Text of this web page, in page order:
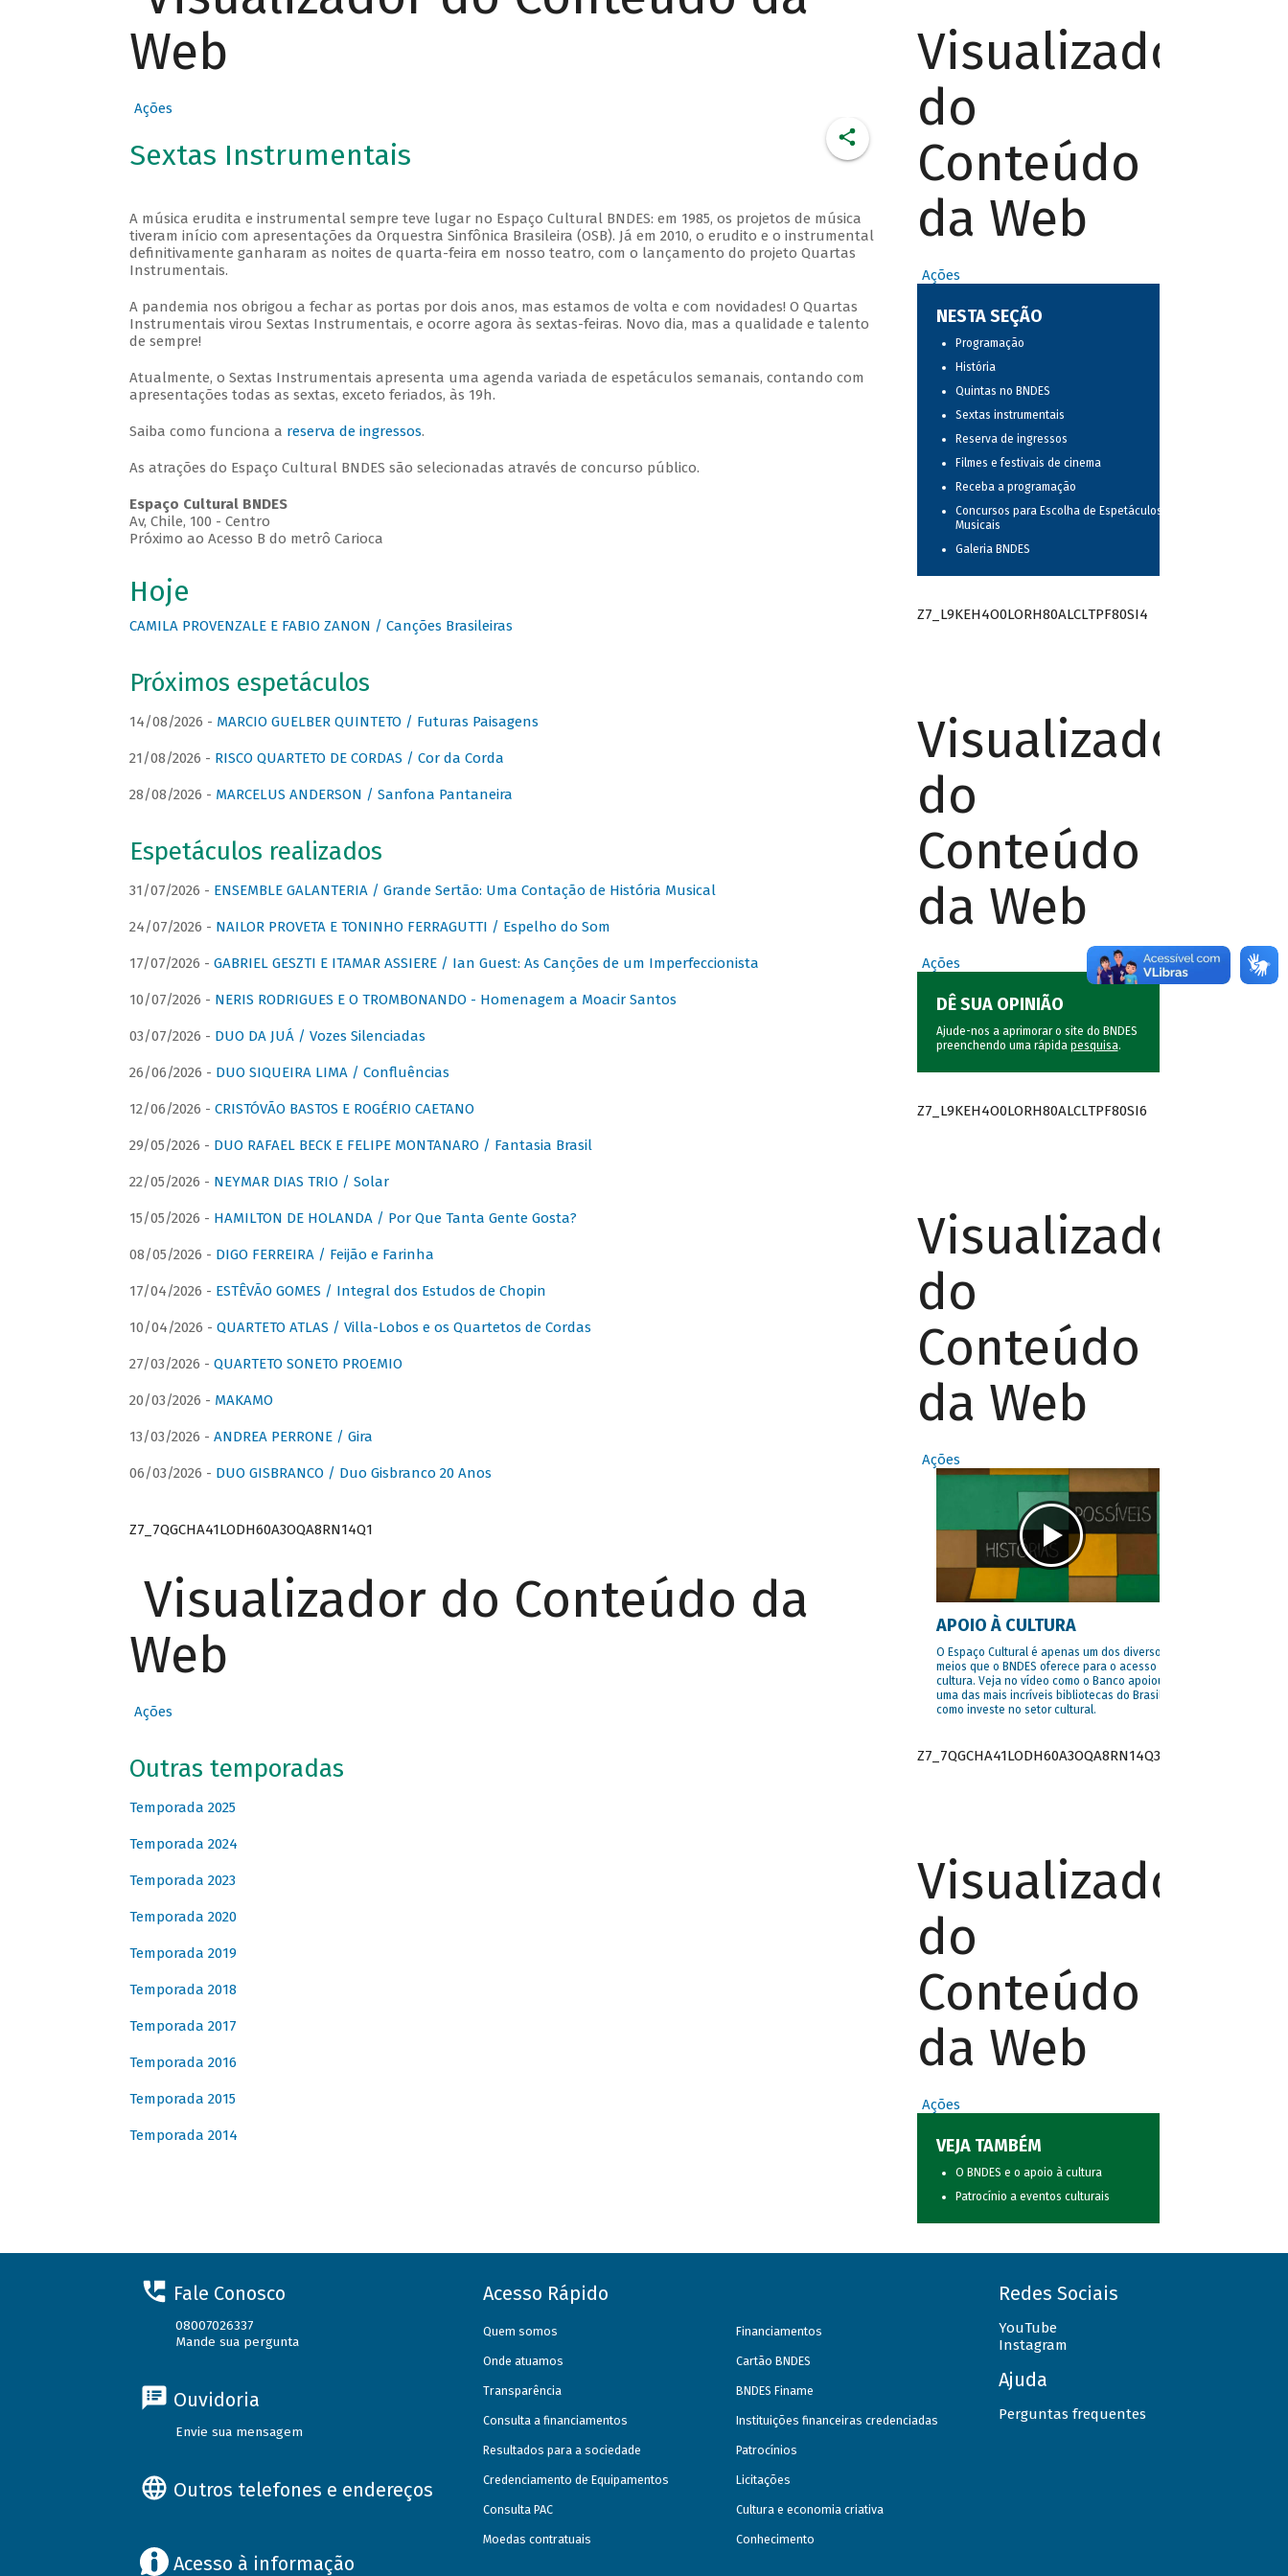
Web
Ações
Sextas Instrumentais
A música erudita e instrumental sempre teve lugar no Espaço Cultural BNDES: em 1985, os projetos de música
tiveram início com apresentações da Orquestra Sinfônica Brasileira (OSB). Já em 2010, o erudito e o instrumental
definitivamente ganharam as noites de quarta-feira em nosso teatro, com o lançamento do projeto Quartas
Instrumentais.
A pandemia nos obrigou a fechar as portas por dois anos, mas estamos de volta e com novidades! O Quartas
Instrumentais virou Sextas Instrumentais, e ocorre agora às sextas-feiras. Novo dia, mas a qualidade e talento
de sempre!
Atualmente, o Sextas Instrumentais apresenta uma agenda variada de espetáculos semanais, contando com
apresentações todas as sextas, exceto feriados, às 19h.
Saiba como funciona a reserva de ingressos.
As atrações do Espaço Cultural BNDES são selecionadas através de concurso público.
Espaço Cultural BNDES
Av, Chile, 100 - Centro
Próximo ao Acesso B do metrô Carioca
Hoje
CAMILA PROVENZALE E FABIO ZANON / Canções Brasileiras
Próximos espetáculos
14/08/2026 - MARCIO GUELBER QUINTETO / Futuras Paisagens
21/08/2026 - RISCO QUARTETO DE CORDAS / Cor da Corda
28/08/2026 - MARCELUS ANDERSON / Sanfona Pantaneira
Espetáculos realizados
31/07/2026 - ENSEMBLE GALANTERIA / Grande Sertão: Uma Contação de História Musical
24/07/2026 - NAILOR PROVETA E TONINHO FERRAGUTTI / Espelho do Som
17/07/2026 - GABRIEL GESZTI E ITAMAR ASSIERE / Ian Guest: As Canções de um Imperfeccionista
10/07/2026 - NERIS RODRIGUES E O TROMBONANDO - Homenagem a Moacir Santos
03/07/2026 - DUO DA JUÁ / Vozes Silenciadas
26/06/2026 - DUO SIQUEIRA LIMA / Confluências
12/06/2026 - CRISTÓVÃO BASTOS E ROGÉRIO CAETANO
29/05/2026 - DUO RAFAEL BECK E FELIPE MONTANARO / Fantasia Brasil
22/05/2026 - NEYMAR DIAS TRIO / Solar
15/05/2026 - HAMILTON DE HOLANDA / Por Que Tanta Gente Gosta?
08/05/2026 - DIGO FERREIRA / Feijão e Farinha
17/04/2026 - ESTÊVÃO GOMES / Integral dos Estudos de Chopin
10/04/2026 - QUARTETO ATLAS / Villa-Lobos e os Quartetos de Cordas
27/03/2026 - QUARTETO SONETO PROEMIO
20/03/2026 - MAKAMO
13/03/2026 - ANDREA PERRONE / Gira
06/03/2026 - DUO GISBRANCO / Duo Gisbranco 20 Anos
Z7_7QGCHA41LODH60A3OQA8RN14Q1
Visualizador do Conteúdo da
Web
Ações
Outras temporadas
Temporada 2025
Temporada 2024
Temporada 2023
Temporada 2020
Temporada 2019
Temporada 2018
Temporada 2017
Temporada 2016
Temporada 2015
Temporada 2014
Visualizador
do
Conteúdo
da Web
Ações
NESTA SEÇÃO
Programação
História
Quintas no BNDES
Sextas instrumentais
Reserva de ingressos
Filmes e festivais de cinema
Receba a programação
Concursos para Escolha de Espetáculos
Musicais
Galeria BNDES
Z7_L9KEH4O0LORH80ALCLTPF80SI4
Visualizador
do
Conteúdo
da Web
Ações
DÊ SUA OPINIÃO
Ajude-nos a aprimorar o site do BNDES
preenchendo uma rápida pesquisa.
Z7_L9KEH4O0LORH80ALCLTPF80SI6
Visualizador
do
Conteúdo
da Web
Ações
APOIO À CULTURA
O Espaço Cultural é apenas um dos diversos
meios que o BNDES oferece para o acesso à
cultura. Veja no vídeo como o Banco apoiou
uma das mais incríveis bibliotecas do Brasil e
como investe no setor cultural.
Z7_7QGCHA41LODH60A3OQA8RN14Q3
Visualizador
do
Conteúdo
da Web
Ações
VEJA TAMBÉM
O BNDES e o apoio à cultura
Patrocínio a eventos culturais
Fale Conosco
08007026337
Mande sua pergunta
Ouvidoria
Envie sua mensagem
Outros telefones e endereços
Acesso à informação
Acesso Rápido
Quem somos
Onde atuamos
Transparência
Consulta a financiamentos
Resultados para a sociedade
Credenciamento de Equipamentos
Consulta PAC
Moedas contratuais
Financiamentos
Cartão BNDES
BNDES Finame
Instituições financeiras credenciadas
Patrocínios
Licitações
Cultura e economia criativa
Conhecimento
Redes Sociais
YouTube
Instagram
Ajuda
Perguntas frequentes